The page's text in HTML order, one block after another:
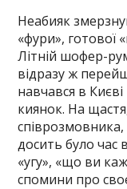
Неабияк
«фури», готової
Літній шофер-
відразу ж
навчався в
киянок. На
досить було час
«угу», «що ви
спомини про